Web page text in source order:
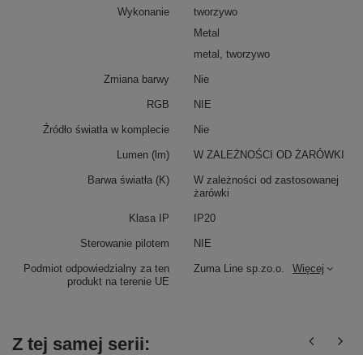
Podmiot odpowiedzialny za ten
produkt na terenie UE
Zuma Line sp.zo.o. Więcej
Wykonanie
tworzywo
Metal
metal, tworzywo
Zmiana barwy Nie
RGB NIE
Źródło światła w komplecie Nie
Lumen (lm) W ZALEŻNOŚCI OD ŻARÓWKI
Barwa światła (K)
W zależności od zastosowanej
żarówki
Klasa IP IP20
Sterowanie pilotem NIE
Z tej samej serii: